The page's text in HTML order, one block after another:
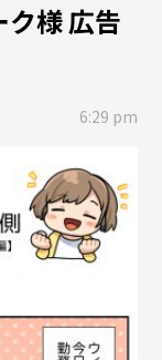
様 広告
6:29 pm